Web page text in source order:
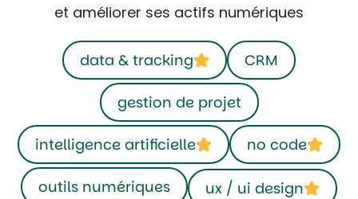
et améliorer ses actifs numériques
data & tracking CRM
gestion de projet
intelligence artificielle no code
outils numériques ux / ui design